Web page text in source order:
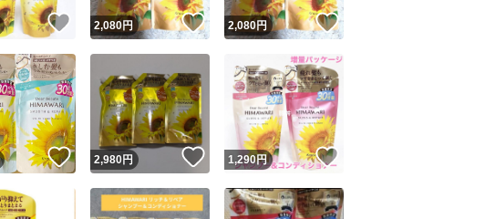
スピード発送 このユーザーは高頻度で24時間以内に発送しています
安心発送 このユーザーは設定した発送日数内に発送しています
いいね！
2,080円 いいね！
2,080円 いいね！
いいね！
2,980円 いいね！
1,290円